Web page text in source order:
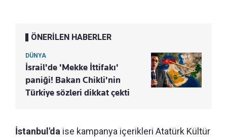
ÖNERİLEN HABERLER
DÜNYA
İsrail'de 'Mekke İttifakı'
paniği! Bakan Chikli'nin
Türkiye sözleri dikkat çekti
İstanbul'da ise kampanya içerikleri Atatürk Kültür